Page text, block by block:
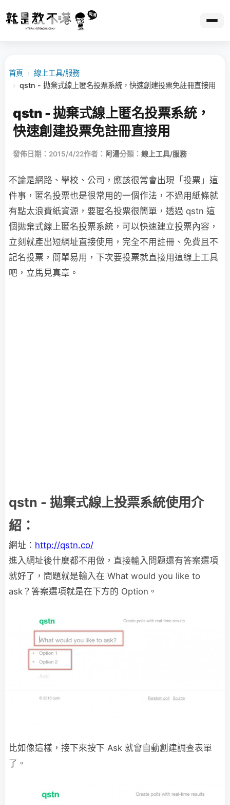
首頁 › 線上工具/服務
› qstn - 拋棄式線上匿名投票系統，快速創建投票免註冊直接用
qstn - 拋棄式線上匿名投票系統，
快速創建投票免註冊直接用
發佈日期：2015/4/22作者： 阿湯分類： 線上工具/服務
不論是網路、學校、公司，應該很常會出現「投票」這
件事，匿名投票也是很常用的一個作法，不過用紙條就
有點太浪費紙資源，要匿名投票很簡單，透過 qstn 這
個拋棄式線上匿名投票系統，可以快速建立投票內容，
立刻就產出短網址直接使用，完全不用註冊、免費且不
記名投票，簡單易用，下次要投票就直接用這線上工具
吧，立馬見真章。
qstn - 拋棄式線上投票系統使用介
紹：
網址： http://qstn.co/
進入網址後什麼都不用做，直接輸入問題還有答案選項
就好了，問題就是輸入在 What would you like to
ask？答案選項就是在下方的 Option。
比如像這樣，接下來按下 Ask 就會自動創建調查表單
了。